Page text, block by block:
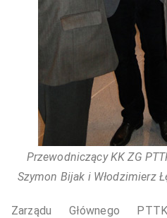
Przewodniczący KK ZG
Szymon Bijak i Włodzimierz
Zarządu Głównego